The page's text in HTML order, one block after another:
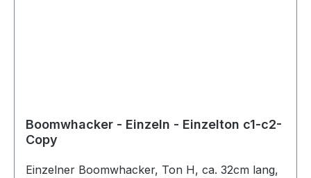
Boomwhacker - Einzeln - Einzelton c1-c2-
Copy
Einzelner Boomwhacker, Ton H, ca. 32cm lang,